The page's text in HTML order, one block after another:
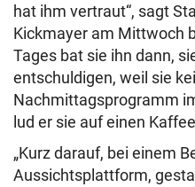
hat ihm vertraut“, sagt
Kickmayer am Mittwoch
Tages bat sie ihn dann,
entschuldigen, weil sie
Nachmittagsprogramm
lud er sie auf einen
„Kurz darauf, bei einem
Aussichtsplattform,